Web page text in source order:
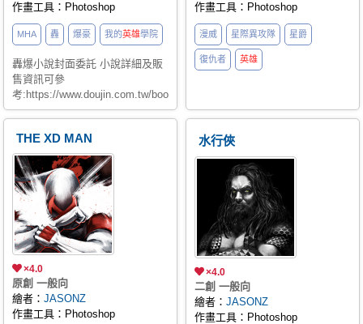
作畫工具：Photoshop
MHA 轟 爆豪 我的英雄學院
轟爆小說封面委託 小說詳細及販
售資訊可參
考:https://www.doujin.com.tw/books/info/46059
作畫工具：Photoshop
漫威 星際異攻隊 星爵
復仇者 英雄
THE XD MAN
×4.0
原創 一般向
繪者：JASONZ
作畫工具：Photoshop
水行俠
×4.0
二創 一般向
繪者： JASONZ
作畫工具：Photoshop